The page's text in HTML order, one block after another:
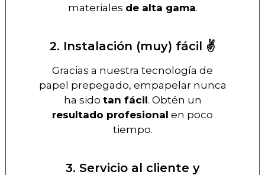
materiales de alta gama.
2. Instalación (muy) fácil ✌️
Gracias a nuestra tecnología de
papel prepegado, empapelar nunca
ha sido tan fácil. Obtén un
resultado profesional en poco
tiempo.
3. Servicio al cliente y